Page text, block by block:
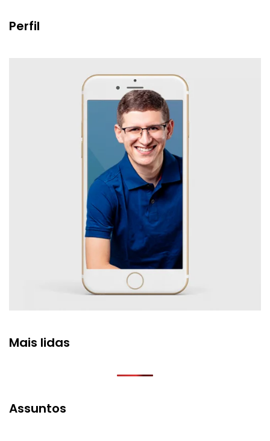
Perfil
Mais lidas
Assuntos